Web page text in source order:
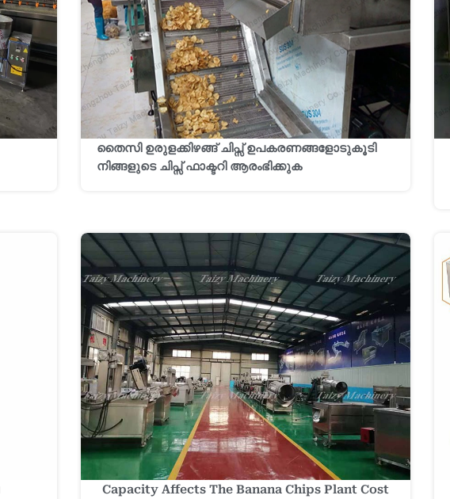
തൈസി ഉരുളക്കിഴങ്ങ് ചിപ്സ് ഉപകരണങ്ങളോടുകൂടി
നിങ്ങളുടെ ചിപ്സ് ഫാക്ടറി ആരംഭിക്കുക
Capacity Affects The Banana Chips Plant Cost